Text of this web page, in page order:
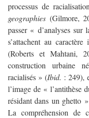
processus de
geographies (Gilmore,
passer « d’analyses
s’attachent au
(Roberts et Mahtani,
construction urbaine
racialisés » (Ibid. : 249),
l’image de « l’antithèse
résidant dans un ghetto
La compréhension de